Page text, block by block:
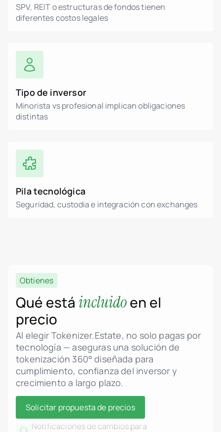
SPV, REIT o estructuras de fondos tienen
diferentes costos legales
Tipo de inversor
Minorista vs profesional implican obligaciones
distintas
Pila tecnológica
Seguridad, custodia e integración con exchanges
Obtienes
Qué está incluidoen el
precio
Al elegir Tokenizer.Estate, no solo pagas por
tecnología — aseguras una solución de
tokenización 360° diseñada para
cumplimiento, confianza del inversor y
crecimiento a largo plazo.
Solicitar propuesta de precios
Tokenización de activos inmobiliarios
Soporte del estándar ERC-3643 (Security
Token)
Lógica de smart contracts conforme a MiCA
Propiedad fraccionada de inmuebles
Panel de administración para gestión de
unidades y proyectos
Precios dinámicos, fases y control de estado
Carga planos, renders y PDFs legales
Galería interactiva de unidades con estado en
tiempo real
Notificaciones de cambios para
administradores e inversores